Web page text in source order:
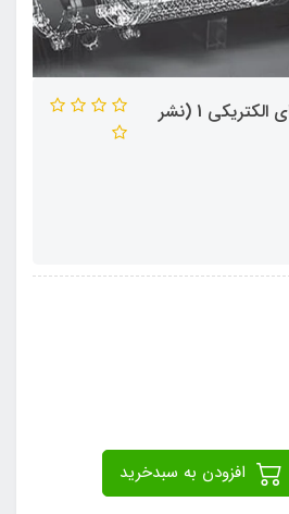
کتاب ماشین های الکتریکی 1 (نشر